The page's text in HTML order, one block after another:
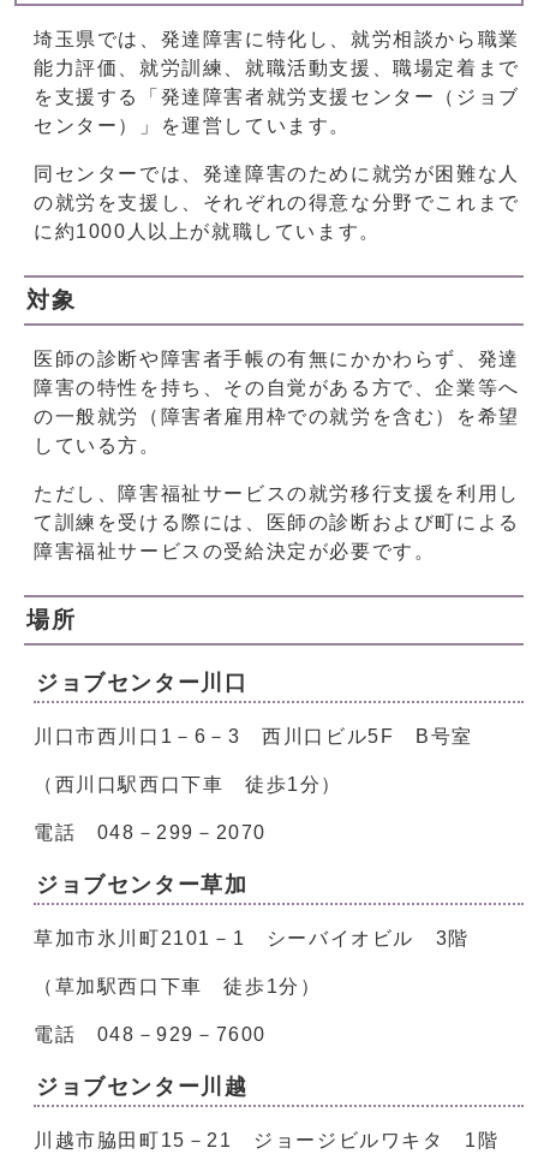
埼玉県では、発達障害に特化し、就労相談から職業
能力評価、就労訓練、就職活動支援、職場定着まで
を支援する「発達障害者就労支援センター（ジョブ
センター）」を運営しています。
同センターでは、発達障害のために就労が困難な人
の就労を支援し、それぞれの得意な分野でこれまで
に約1000人以上が就職しています。
対象
医師の診断や障害者手帳の有無にかかわらず、発達
障害の特性を持ち、その自覚がある方で、企業等へ
の一般就労（障害者雇用枠での就労を含む）を希望
している方。
ただし、障害福祉サービスの就労移行支援を利用し
て訓練を受ける際には、医師の診断および町による
障害福祉サービスの受給決定が必要です。
場所
ジョブセンター川口
川口市西川口1－6－3 西川口ビル5F B号室
（西川口駅西口下車 徒歩1分）
電話 048－299－2070
ジョブセンター草加
草加市氷川町2101－1 シーバイオビル 3階
（草加駅西口下車 徒歩1分）
電話 048－929－7600
ジョブセンター川越
川越市脇田町15－21 ジョージビルワキタ 1階